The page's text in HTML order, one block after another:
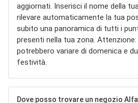
aggiornati. Inserisci il nome della
rilevare automaticamente la tua
subito una panoramica di tutti i
presenti nella tua zona.
potrebbero variare di domenica e
festività.
Dove posso trovare un negozio